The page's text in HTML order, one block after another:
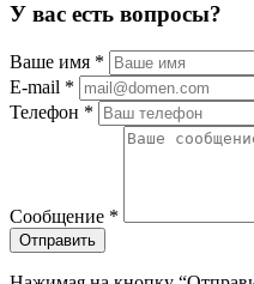
У вас есть вопросы?
Ваше имя *
E-mail *
Телефон *
Сообщение *